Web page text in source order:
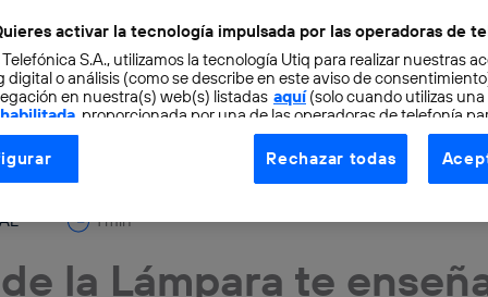
1 min
la Lámpara te
activar la tecnología impulsada por las operadoras de
S.A., utilizamos la tecnología Utiq para realizar nuestras
digital o análisis (como se describe en este aviso de
en nuestra(s) web(s) listadas aquí(solo cuando utilizas una
, proporcionada por una de las operadoras de telefonía
consentimiento en cada página web).
Utiq está diseñada con la privacidad como prioridad
tu dirección IP y otra información de la cuenta de cliente de
se asigna a la conexión de internet, por lo que cualquier
Rechazar todas